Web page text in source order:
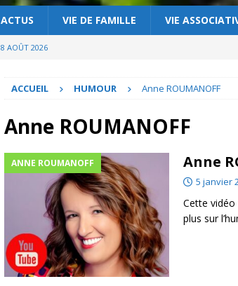
ACTUS VIE DE FAMILLE VIE
8 AOÛT 2026
ACCUEIL HUMOUR Anne ROUMANOFF
Anne ROUMANOFF
ANNE ROUMANOFF Anne
5 janvier
Cette vidéo
plus sur